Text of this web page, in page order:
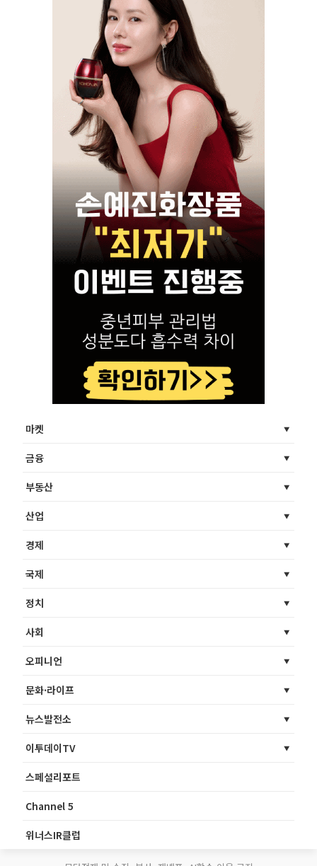
마켓
금융
부동산
산업
경제
국제
정치
사회
오피니언
문화·라이프
뉴스발전소
이투데이TV
스페셜리포트
Channel 5
위너스IR클럽